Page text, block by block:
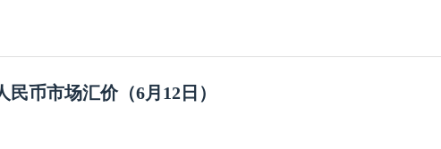
民币市场汇价（6月12日）